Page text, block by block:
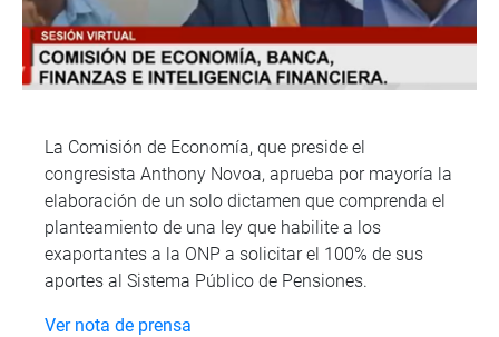
La Comisión de Economía, que preside el
congresista Anthony Novoa, aprueba por mayoría la
elaboración de un solo dictamen que comprenda el
planteamiento de una ley que habilite a los
exaportantes a la ONP a solicitar el 100% de sus
aportes al Sistema Público de Pensiones.
Ver nota de prensa